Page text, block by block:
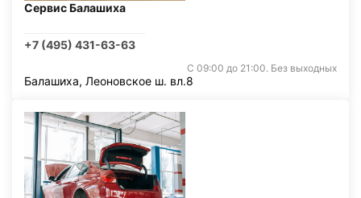
Сервис Балашиха
+7 (495) 431-63-63
С 09:00 до 21:00. Без выходных
Балашиха, Леоновское ш. вл.8